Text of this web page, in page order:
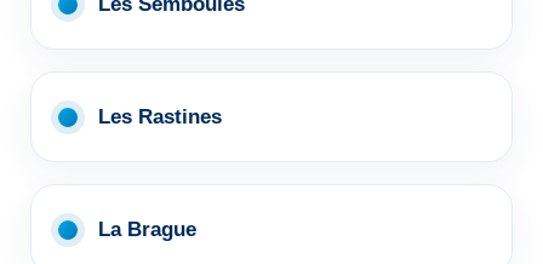
Les Semboules
Les Rastines
La Brague